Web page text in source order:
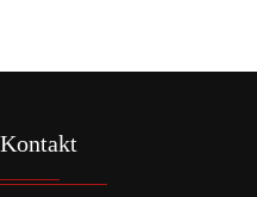
Kontakt